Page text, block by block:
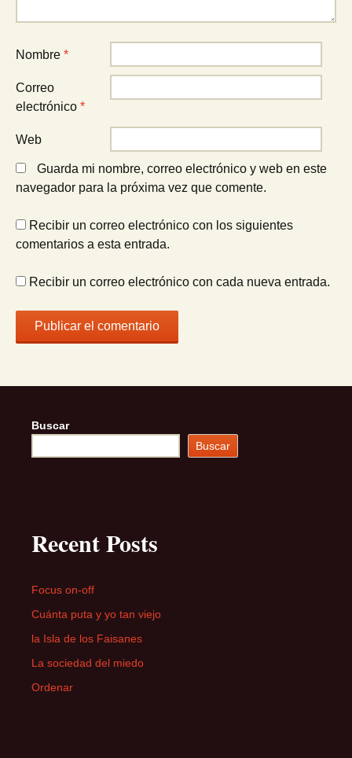
Nombre *
Correo
electrónico *
Web
Guarda mi nombre, correo electrónico y web en este
navegador para la próxima vez que comente.
Recibir un correo electrónico con los siguientes
comentarios a esta entrada.
Recibir un correo electrónico con cada nueva entrada.
Buscar
Buscar
Recent Posts
Focus on-off
Cuánta puta y yo tan viejo
la Isla de los Faisanes
La sociedad del miedo
Ordenar